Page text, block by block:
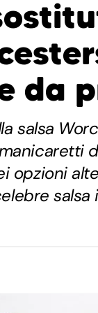
da
salsa
opzioni
salsa